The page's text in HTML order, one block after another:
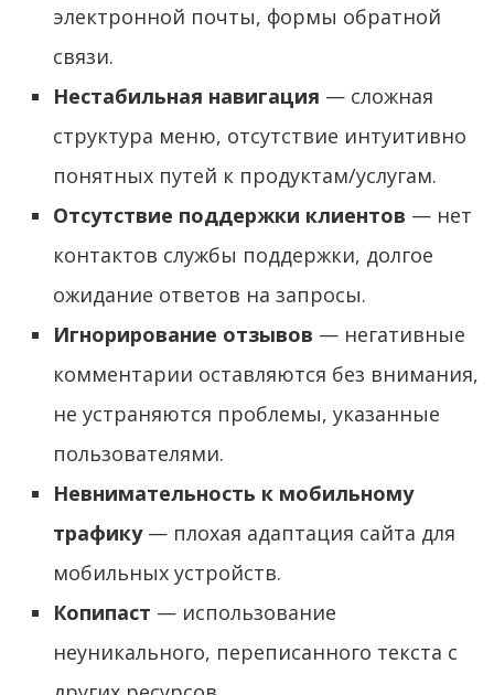
электронной почты, формы обратной
связи.
Нестабильная навигация — сложная
структура меню, отсутствие интуитивно
понятных путей к продуктам/услугам.
Отсутствие поддержки клиентов — нет
контактов службы поддержки, долгое
ожидание ответов на запросы.
Игнорирование отзывов — негативные
комментарии оставляются без внимания,
не устраняются проблемы, указанные
пользователями.
Невнимательность к мобильному
трафику— плохая адаптация сайта для
мобильных устройств.
Копипаст — использование
неуникального, переписанного текста с